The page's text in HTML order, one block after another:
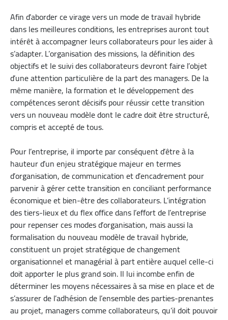
Afin d’aborder ce virage vers un mode de travail hybride
dans les meilleures conditions, les entreprises auront tout
intérêt à accompagner leurs collaborateurs pour les aider à
s’adapter. L’organisation des missions, la définition des
objectifs et le suivi des collaborateurs devront faire l’objet
d’une attention particulière de la part des managers. De la
même manière, la formation et le développement des
compétences seront décisifs pour réussir cette transition
vers un nouveau modèle dont le cadre doit être structuré,
compris et accepté de tous.
Pour l’entreprise, il importe par conséquent d’être à la
hauteur d’un enjeu stratégique majeur en termes
d’organisation, de communication et d’encadrement pour
parvenir à gérer cette transition en conciliant performance
économique et bien-être des collaborateurs. L’intégration
des tiers-lieux et du flex office dans l’effort de l’entreprise
pour repenser ces modes d’organisation, mais aussi la
formalisation du nouveau modèle de travail hybride,
constituent un projet stratégique de changement
organisationnel et managérial à part entière auquel celle-ci
doit apporter le plus grand soin. Il lui incombe enfin de
déterminer les moyens nécessaires à sa mise en place et de
s’assurer de l’adhésion de l’ensemble des parties-prenantes
au projet, managers comme collaborateurs, qu’il doit pouvoir